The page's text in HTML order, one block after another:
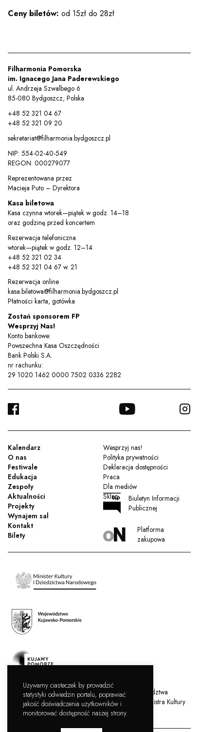
Ceny biletów: od 15zł do 28zł
Filharmonia Pomorska
im. Ignacego Jana Paderewskiego
ul. Andrzeja Szwalbego 6
85-080 Bydgoszcz, Polska
+48 52 321 04 67
+48 52 321 09 20
sekretariat@filharmonia.bydgoszcz.pl
NIP: 554-02-40-549
REGON: 000279077
Reprezentowana przez
Macieja Puto – Dyrektora
Kasa biletowa
Kasa czynna wtorek—piątek w godz. 14–18
oraz godzinę przed koncertem
Rezerwacja telefoniczna
wtorek—piątek w godz. 12–14
+48 52 321 02 34
+48 52 321 04 67 w. 21
Rezerwacja online
kasa.biletowa@filharmonia.bydgoszcz.pl
Płatności karta, gotówka
Zostań sponsorem FP
Wesprzyj Nas!
Konto bankowe:
Powszechna Kasa Oszczędności
Bank Polski S.A.
nr rachunku:
29 1020 1462 0000 7502 0336 2282
FACEBOOK YOUTUBE
Kalendarz
O nas
Festiwale
Edukacja
Zespoły
Aktualności
Projekty
Wynajem sal
Kontakt
Bilety
Wesprzyj nas!
Polityka prywatności
Deklaracja dostępności
Praca
Dla mediów
Sklep
Biuletyn Informacji
Publicznej
Platforma
zakupowa
Filharmonia Pomorska jest instytucją kultury Województwa
Kujawsko-Pomorskiego, współprowadzoną przez Ministra Kultury
i Dziedzictwa Narodowego.
Używamy ciasteczek by prowadzić
statystyki odwiedzin portalu, poprawiać
jakość doświadczenia użytkowników i
monitorować dostępność naszej strony.